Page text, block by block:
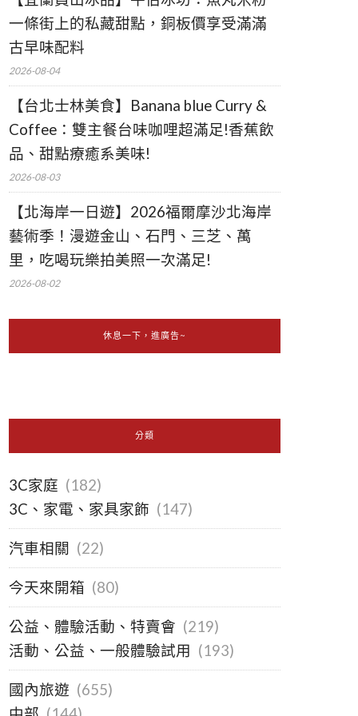
一條街上的私藏甜點，銅板價享受滿滿
古早味配料
2026-08-04
【台北士林美食】Banana blue Curry &
Coffee：雙主餐台味咖哩超滿足!香蕉飲
品、甜點療癒系美味!
2026-08-03
【北海岸一日遊】2026福爾摩沙北海岸
藝術季！漫遊金山、石門、三芝、萬
里，吃喝玩樂拍美照一次滿足!
2026-08-02
休息一下，進廣告~
分類
3C家庭 (182)
3C、家電、家具家飾 (147)
汽車相關 (22)
今天來開箱 (80)
公益、體驗活動、特賣會 (219)
活動、公益、一般體驗試用 (193)
國內旅遊 (655)